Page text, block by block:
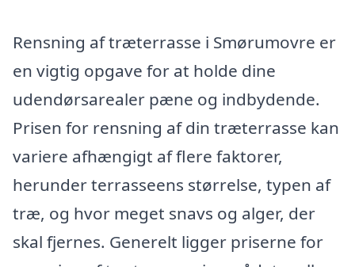
Rensning af træterrasse i Smørumovre er
en vigtig opgave for at holde dine
udendørsarealer pæne og indbydende.
Prisen for rensning af din træterrasse kan
variere afhængigt af flere faktorer,
herunder terrasseens størrelse, typen af
træ, og hvor meget snavs og alger, der
skal fjernes. Generelt ligger priserne for